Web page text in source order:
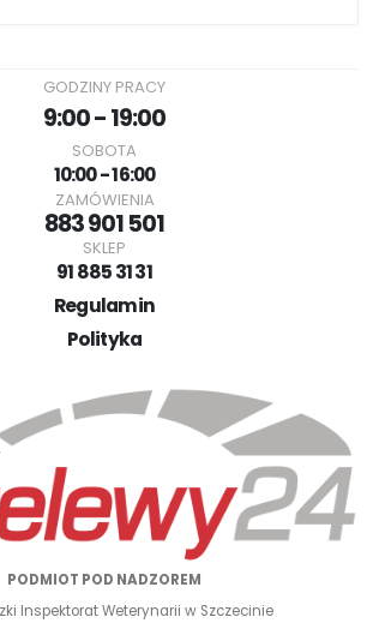
GODZINY PRACY
9:00 - 19:00
SOBOTA
10:00 - 16:00
ZAMÓWIENIA
883 901 501
SKLEP
91 885 31 31
Regulamin
Polityka
PODMIOT POD NADZOREM
Inspektorat Weterynarii w Szczecinie